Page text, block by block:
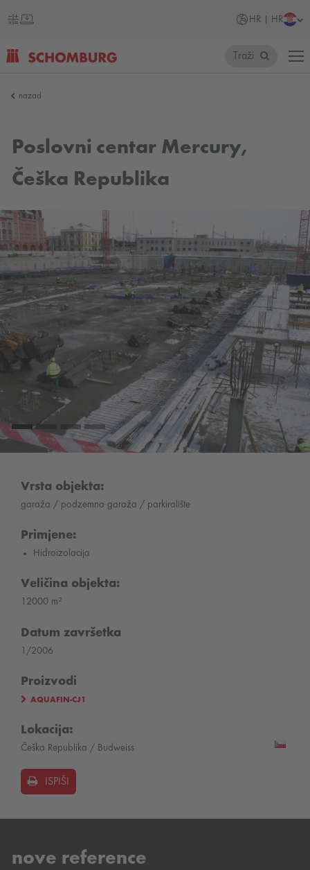
HR | HR
Traži
nazad
Poslovni centar Mercury,
Češka Republika
Vrsta objekta:
garaža / podzemna garaža / parkiralište
Primjene:
Hidroizolacija
Veličina objekta:
12000 m²
Datum završetka
1/2006
Proizvodi
AQUAFIN-CJ1
Lokacija:
Češka Republika / Budweiss
ISPIŠI
nove reference